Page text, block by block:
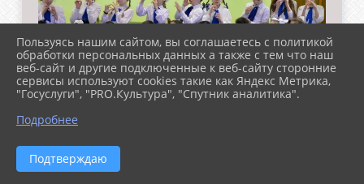
Пользуясь нашим сайтом, вы соглашаетесь с политикой
обработки персональных данных а также с тем что наш
веб-сайт и другие подключенные к веб-сайту сторонние
сервисы используют cookies такие как Яндекс Метрика,
"Госуслуги", "PRO.Культура", "Спутник аналитика".
Подробнее
Подтверждаю